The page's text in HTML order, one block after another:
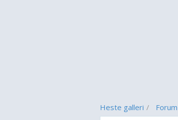
Heste galleri Forum